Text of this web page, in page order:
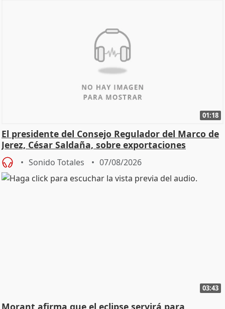
01:18
El presidente del Consejo Regulador del Marco de
Jerez, César Saldaña, sobre exportaciones
Sonido Totales 07/08/2026
03:43
Morant afirma que el eclipse servirá para